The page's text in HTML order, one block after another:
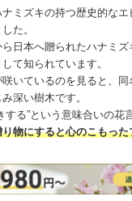
ミズキの持つ歴史的な
た。
日本へ贈られたハナミ
て知られています。
いているのを見ると、同
深い樹木です。
する”という意味合いの花
物にすると心のこもっ